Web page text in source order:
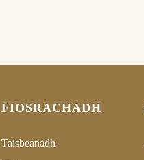
FIOSRACHADH
Taisbeanadh